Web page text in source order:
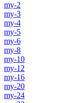
my-2
my-3
my-4
my-5
my-6
my-8
my-10
my-12
my-16
my-20
my-24